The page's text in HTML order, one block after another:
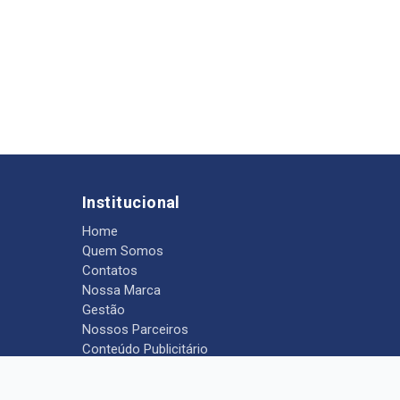
Institucional
Home
Quem Somos
Contatos
Nossa Marca
Gestão
Nossos Parceiros
Conteúdo Publicitário